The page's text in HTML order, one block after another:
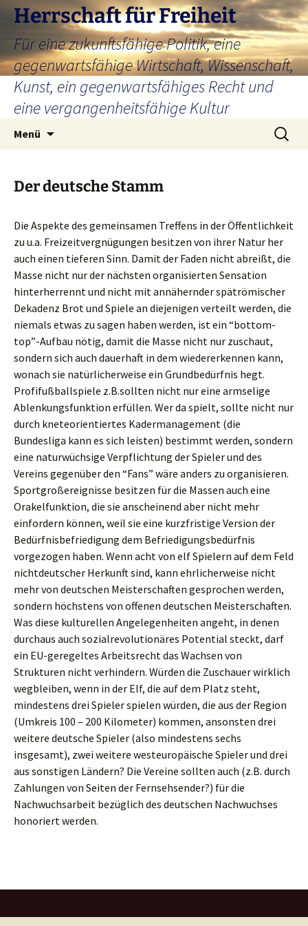
Zum
Inhalt
springen
Herrschaft für Freiheit
Für eine zukunftsfähige Politik, eine
gegenwartsfähige Wirtschaft, Wissenschaft,
Kunst, ein gegenwartsfähiges Recht und
eine vergangenheitsfähige Kultur
Menü
Suchen
nach:
Der deutsche Stamm
Die Aspekte des gemeinsamen Treffens in der Öffentlichkeit
zu u.a. Freizeitvergnügungen besitzen von ihrer Natur her
auch einen tieferen Sinn. Damit der Faden nicht abreißt, die
Masse nicht nur der nächsten organisierten Sensation
hinterherrennt und nicht mit annähernder spätrömischer
Dekadenz Brot und Spiele an diejenigen verteilt werden, die
niemals etwas zu sagen haben werden, ist ein “bottom-
top”-Aufbau nötig, damit die Masse nicht nur zuschaut,
sondern sich auch dauerhaft in dem wiedererkennen kann,
wonach sie natürlicherweise ein Grundbedürfnis hegt.
Profifußballspiele z.B.sollten nicht nur eine armselige
Ablenkungsfunktion erfüllen. Wer da spielt, sollte nicht nur
durch kneteorientiertes Kadermanagement (die
Bundesliga kann es sich leisten) bestimmt werden, sondern
eine naturwüchsige Verpflichtung der Spieler und des
Vereins gegenüber den “Fans” wäre anders zu organisieren.
Sportgroßereignisse besitzen für die Massen auch eine
Orakelfunktion, die sie anscheinend aber nicht mehr
einfordern können, weil sie eine kurzfristige Version der
Bedürfnisbefriedigung dem Befriedigungsbedürfnis
vorgezogen haben. Wenn acht von elf Spielern auf dem Feld
nichtdeutscher Herkunft sind, kann ehrlicherweise nicht
mehr von deutschen Meisterschaften gesprochen werden,
sondern höchstens von offenen deutschen Meisterschaften.
Was diese kulturellen Angelegenheiten angeht, in denen
durchaus auch sozialrevolutionäres Potential steckt, darf
ein EU-geregeltes Arbeitsrecht das Wachsen von
Strukturen nicht verhindern. Würden die Zuschauer wirklich
wegbleiben, wenn in der Elf, die auf dem Platz steht,
mindestens drei Spieler spielen würden, die aus der Region
(Umkreis 100 – 200 Kilometer) kommen, ansonsten drei
weitere deutsche Spieler (also mindestens sechs
insgesamt), zwei weitere westeuropäische Spieler und drei
aus sonstigen Ländern? Die Vereine sollten auch (z.B. durch
Zahlungen von Seiten der Fernsehsender?) für die
Nachwuchsarbeit bezüglich des deutschen Nachwuchses
honoriert werden.